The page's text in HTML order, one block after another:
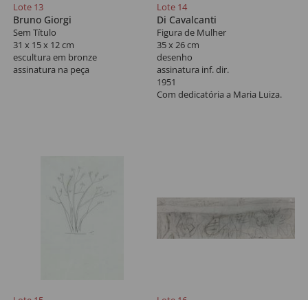
Lote 13
Bruno Giorgi
Sem Título
31 x 15 x 12 cm
escultura em bronze
assinatura na peça
Lote 14
Di Cavalcanti
Figura de Mulher
35 x 26 cm
desenho
assinatura inf. dir.
1951
Com dedicatória a Maria Luiza.